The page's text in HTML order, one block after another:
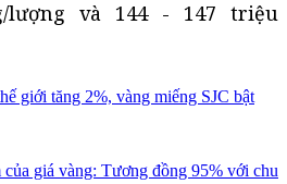
lượng và 144 - 147 triệu
giới tăng 2%, vàng miếng SJC bật
giá vàng: Tương đồng 95% với chu